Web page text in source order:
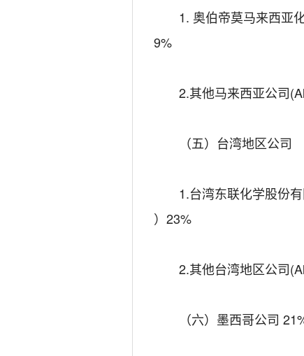
1. 奥伯帝莫马来西亚化
9%
2.其他马来西亚公司
（五）台湾地区公司
1.台湾东联化学股份有
）23%
2.其他台湾地区公司
（六）墨西哥公司